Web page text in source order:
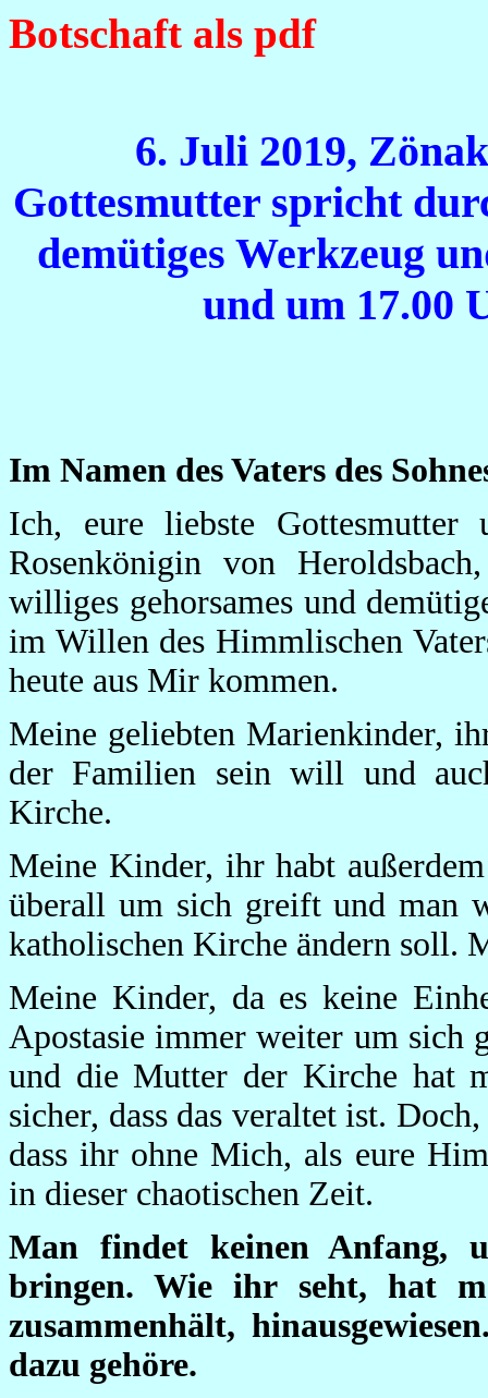
Botschaft als pdf
6. Juli 2019,
Gottesmutter spricht
demütiges Werkzeug
und um 17.00
Im Namen des Vaters des
Ich, eure liebste
Rosenkönigin von
williges gehorsames und
im Willen des Himmlischen
heute aus Mir kommen.
Meine geliebten Marienkinder,
der Familien sein will und
Kirche.
Meine Kinder, ihr habt
überall um sich greift und man
katholischen Kirche ändern soll.
Meine Kinder, da es keine
Apostasie immer weiter um
und die Mutter der Kirche hat
sicher, dass das veraltet ist.
dass ihr ohne Mich, als eure
in dieser chaotischen Zeit.
Man findet keinen Anfang,
bringen. Wie ihr seht, hat
zusammenhält,
dazu gehöre.